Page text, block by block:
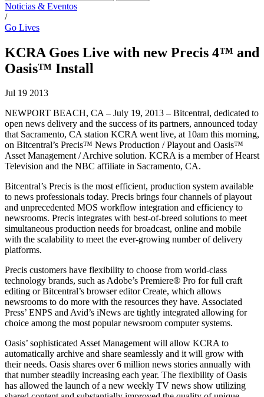
Noticias & Eventos
/
Go Lives
KCRA Goes Live with new Precis 4™ and
Oasis™ Install
Jul 19 2013
NEWPORT BEACH, CA – July 19, 2013 – Bitcentral, dedicated to
open news delivery and the success of its partners, announced today
that Sacramento, CA station KCRA went live, at 10am this morning,
on Bitcentral’s Precis™ News Production / Playout and Oasis™
Asset Management / Archive solution. KCRA is a member of Hearst
Television and the NBC affiliate in Sacramento, CA.
Bitcentral’s Precis is the most efficient, production system available
to news professionals today. Precis brings four channels of playout
and unprecedented MOS workflow integration and efficiency to
newsrooms. Precis integrates with best-of-breed solutions to meet
simultaneous production needs for broadcast, online and mobile
with the scalability to meet the ever-growing number of delivery
platforms.
Precis customers have flexibility to choose from world-class
technology brands, such as Adobe’s Premiere® Pro for full craft
editing or Bitcentral’s browser editor Create, which allows
newsrooms to do more with the resources they have. Associated
Press’ ENPS and Avid’s iNews are tightly integrated allowing for
choice among the most popular newsroom computer systems.
Oasis’ sophisticated Asset Management will allow KCRA to
automatically archive and share seamlessly and it will grow with
their needs. Oasis shares over 6 million news stories annually with
that number steadily increasing each year. The flexibility of Oasis
has allowed the launch of a new weekly TV news show utilizing